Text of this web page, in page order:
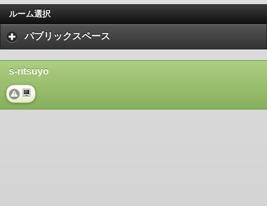
ルーム選択
パブリックスペース
s-ritsuyo